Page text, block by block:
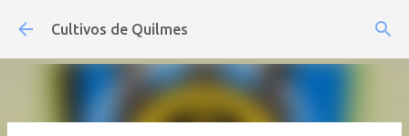
Ir al contenido principal
Cultivos de Quilmes